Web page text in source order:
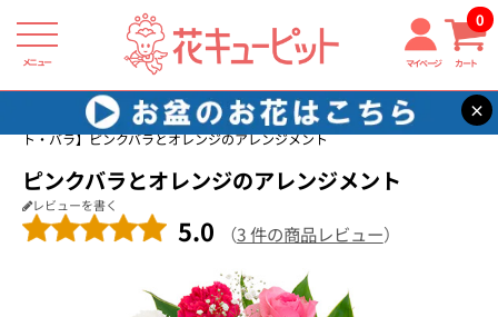
メニュー マイページ カート
0
×
花キューピット 誕生日フラワーギフト・バラ
【誕生日フラワーギフ
ト・バラ】ピンクバラとオレンジのアレンジメント
ピンクバラとオレンジのアレンジメント
レビューを書く
5.0 （3 件の商品レビュー）